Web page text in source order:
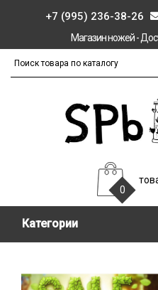
+7 (995) 236-38-26
Магазин ножей -
0
Категории